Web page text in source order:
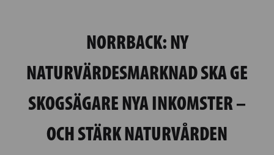
NORRBACK: NY
NATURVÄRDESMARKNAD SKA GE
SKOGSÄGARE NYA INKOMSTER –
OCH STÄRK NATURVÅRDEN